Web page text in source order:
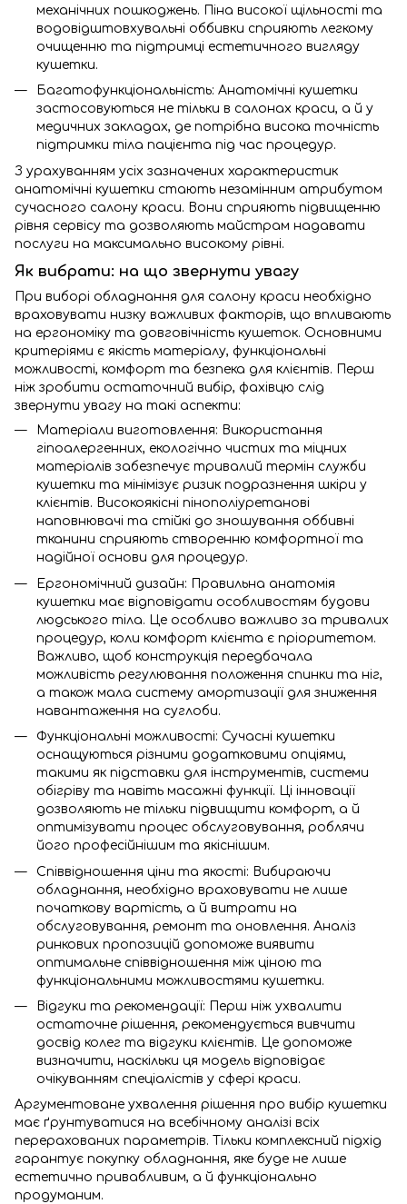
механічних пошкоджень. Піна високої щільності та
водовідштовхувальні оббивки сприяють легкому
очищенню та підтримці естетичного вигляду
кушетки.
Багатофункціональність: Анатомічні кушетки
застосовуються не тільки в салонах краси, а й у
медичних закладах, де потрібна висока точність
підтримки тіла пацієнта під час процедур.
З урахуванням усіх зазначених характеристик
анатомічні кушетки стають незамінним атрибутом
сучасного салону краси. Вони сприяють підвищенню
рівня сервісу та дозволяють майстрам надавати
послуги на максимально високому рівні.
Як вибрати: на що звернути увагу
При виборі обладнання для салону краси необхідно
враховувати низку важливих факторів, що впливають
на ергономіку та довговічність кушеток. Основними
критеріями є якість матеріалу, функціональні
можливості, комфорт та безпека для клієнтів. Перш
ніж зробити остаточний вибір, фахівцю слід
звернути увагу на такі аспекти:
Матеріали виготовлення: Використання
гіпоалергенних, екологічно чистих та міцних
матеріалів забезпечує тривалий термін служби
кушетки та мінімізує ризик подразнення шкіри у
клієнтів. Високоякісні пінополіуретанові
наповнювачі та стійкі до зношування оббивні
тканини сприяють створенню комфортної та
надійної основи для процедур.
Ергономічний дизайн: Правильна анатомія
кушетки має відповідати особливостям будови
людського тіла. Це особливо важливо за тривалих
процедур, коли комфорт клієнта є пріоритетом.
Важливо, щоб конструкція передбачала
можливість регулювання положення спинки та ніг,
а також мала систему амортизації для зниження
навантаження на суглоби.
Функціональні можливості: Сучасні кушетки
оснащуються різними додатковими опціями,
такими як підставки для інструментів, системи
обігріву та навіть масажні функції. Ці інновації
дозволяють не тільки підвищити комфорт, а й
оптимізувати процес обслуговування, роблячи
його професійнішим та якіснішим.
Співвідношення ціни та якості: Вибираючи
обладнання, необхідно враховувати не лише
початкову вартість, а й витрати на
обслуговування, ремонт та оновлення. Аналіз
ринкових пропозицій допоможе виявити
оптимальне співвідношення між ціною та
функціональними можливостями кушетки.
Відгуки та рекомендації: Перш ніж ухвалити
остаточне рішення, рекомендується вивчити
досвід колег та відгуки клієнтів. Це допоможе
визначити, наскільки ця модель відповідає
очікуванням спеціалістів у сфері краси.
Аргументоване ухвалення рішення про вибір кушетки
має ґрунтуватися на всебічному аналізі всіх
перерахованих параметрів. Тільки комплексний підхід
гарантує покупку обладнання, яке буде не лише
естетично привабливим, а й функціонально
продуманим.